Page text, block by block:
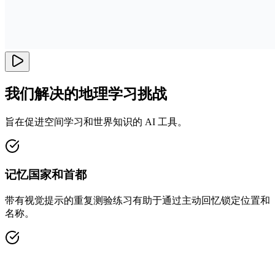
我们解决的地理学习挑战
旨在促进空间学习和世界知识的 AI 工具。
记忆国家和首都
带有视觉提示的重复测验练习有助于通过主动回忆锁定位置和
名称。